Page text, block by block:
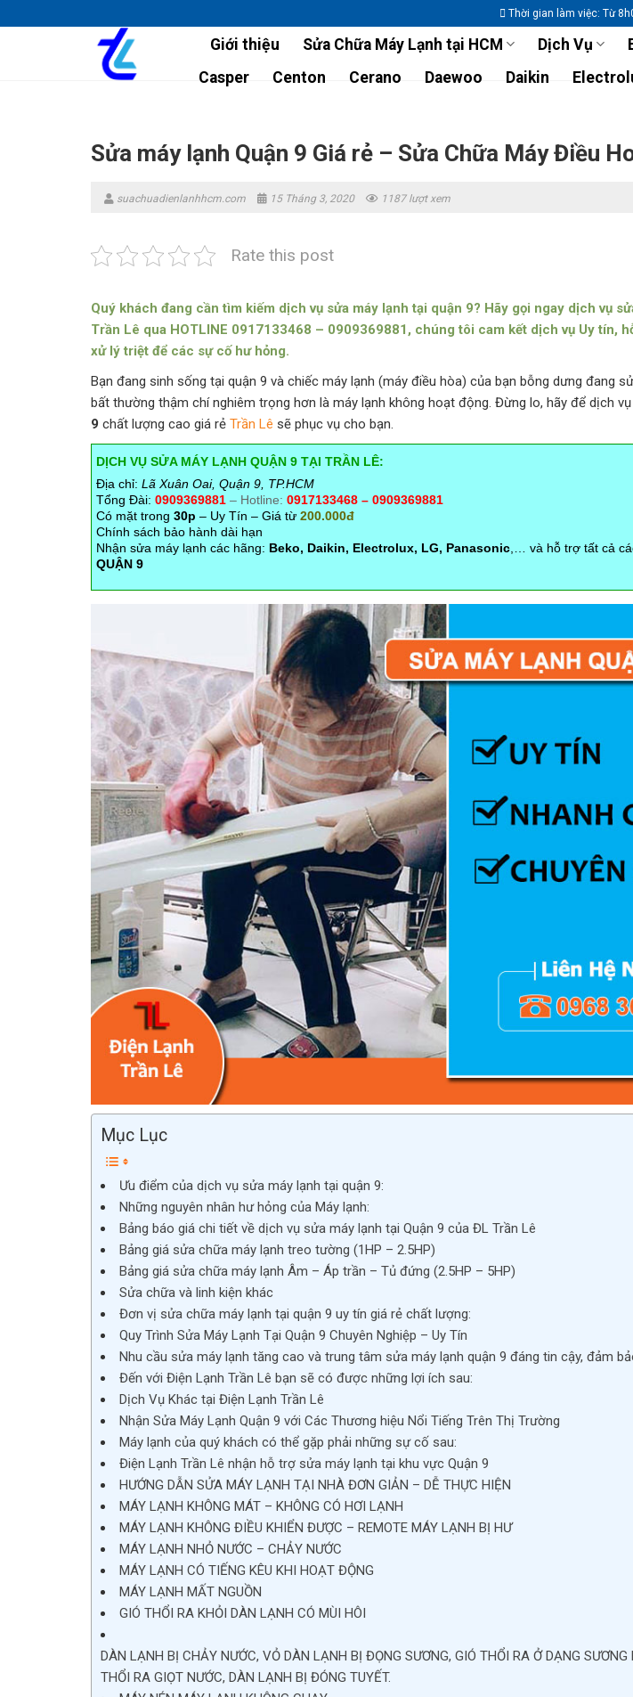
to
Thời gian làm việc: Từ
Giới thiệu Sửa Chữa Máy Lạnh tại HCM Dịch Vụ
Casper
Centon Cerano Daewoo Daikin
Sửa máy lạnh Quận 9 Giá rẻ – Sửa Chữa Máy Điều
suachuadienlanhhcm.com 15 Tháng 3, 2020 1187 lượt xem
Rate this post
Quý khách đang cần tìm kiếm dịch vụ sửa máy lạnh tại quận 9? Hãy gọi ngay dịch vụ
Trần Lê qua HOTLINE 0917133468 – 0909369881, chúng tôi cam kết dịch vụ Uy tín,
xử lý triệt để các sự cố hư hỏng.
Bạn đang sinh sống tại quận 9 và chiếc máy lạnh (máy điều hòa) của bạn bỗng dưng đang
bất thường thậm chí nghiêm trọng hơn là máy lạnh không hoạt động. Đừng lo, hãy để dịch vụ
9 chất lượng cao giá rẻ Trần Lê sẽ phục vụ cho bạn.
DỊCH VỤ SỬA MÁY LẠNH QUẬN 9 TẠI TRẦN LÊ:
Địa chỉ: Lã Xuân Oai, Quận 9, TP.HCM
Tổng Đài: 0909369881 – Hotline: 0917133468 – 0909369881
Có mặt trong 30p – Uy Tín – Giá từ 200.000đ
Chính sách bảo hành dài hạn
Nhận sửa máy lạnh các hãng: Beko, Daikin, Electrolux, LG, Panasonic ,… và hỗ trợ tất cả
QUẬN 9
Mục Lục
Ưu điểm của dịch vụ sửa máy lạnh tại quận 9:
Những nguyên nhân hư hỏng của Máy lạnh:
Bảng báo giá chi tiết về dịch vụ sửa máy lạnh tại Quận 9 của ĐL Trần Lê
Bảng giá sửa chữa máy lạnh treo tường (1HP – 2.5HP)
Bảng giá sửa chữa máy lạnh Âm – Áp trần – Tủ đứng (2.5HP – 5HP)
Sửa chữa và linh kiện khác
Đơn vị sửa chữa máy lạnh tại quận 9 uy tín giá rẻ chất lượng:
Quy Trình Sửa Máy Lạnh Tại Quận 9 Chuyên Nghiệp – Uy Tín
Nhu cầu sửa máy lạnh tăng cao và trung tâm sửa máy lạnh quận 9 đáng tin cậy, đảm
Đến với Điện Lạnh Trần Lê bạn sẽ có được những lợi ích sau:
Dịch Vụ Khác tại Điện Lạnh Trần Lê
Nhận Sửa Máy Lạnh Quận 9 với Các Thương hiệu Nổi Tiếng Trên Thị Trường
Máy lạnh của quý khách có thể gặp phải những sự cố sau:
Điện Lạnh Trần Lê nhận hỗ trợ sửa máy lạnh tại khu vực Quận 9
HƯỚNG DẪN SỬA MÁY LẠNH TẠI NHÀ ĐƠN GIẢN – DỄ THỰC HIỆN
MÁY LẠNH KHÔNG MÁT – KHÔNG CÓ HƠI LẠNH
MÁY LẠNH KHÔNG ĐIỀU KHIỂN ĐƯỢC – REMOTE MÁY LẠNH BỊ HƯ
MÁY LẠNH NHỎ NƯỚC – CHẢY NƯỚC
MÁY LẠNH CÓ TIẾNG KÊU KHI HOẠT ĐỘNG
MÁY LẠNH MẤT NGUỒN
GIÓ THỔI RA KHỎI DÀN LẠNH CÓ MÙI HÔI
DÀN LẠNH BỊ CHẢY NƯỚC, VỎ DÀN LẠNH BỊ ĐỌNG SƯƠNG, GIÓ THỔI RA Ở DẠNG SƯƠNG
THỔI RA GIỌT NƯỚC, DÀN LẠNH BỊ ĐÓNG TUYẾT.